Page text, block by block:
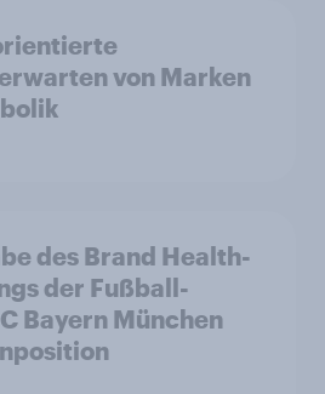
von Marken
des Brand Health-
der Fußball-
Bayern München